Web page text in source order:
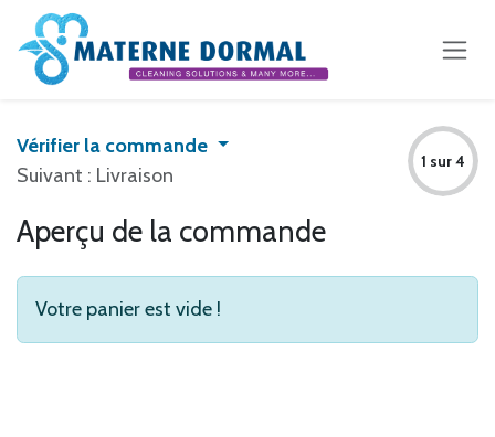
Se rendre au contenu
Vérifier la commande
Suivant : Livraison
1 sur 4
Aperçu de la commande
Votre panier est vide !